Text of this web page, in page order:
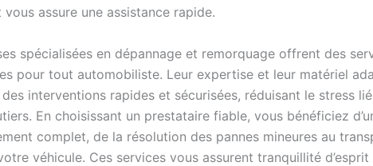
vous assure une assistance rapide.
spécialisées en dépannage et remorquage offrent des
pour tout automobiliste. Leur expertise et leur matériel
interventions rapides et sécurisées, réduisant le stress
En choisissant un prestataire fiable, vous bénéficiez
complet, de la résolution des pannes mineures au
véhicule. Ces services vous assurent tranquillité d’esprit